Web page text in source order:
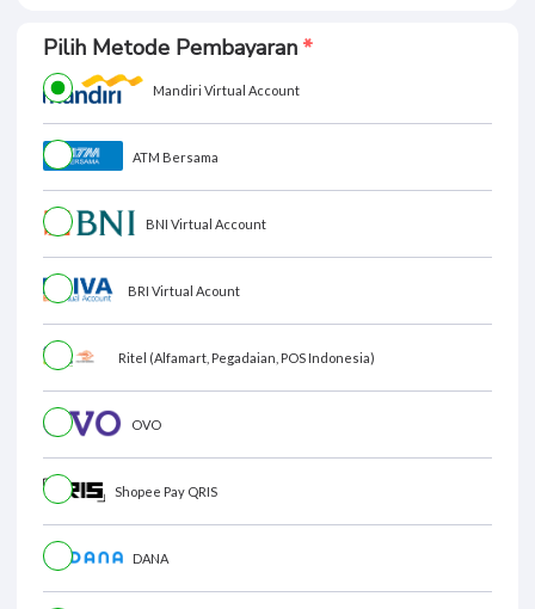
Pilih Metode Pembayaran
Mandiri Virtual Account
ATM Bersama
BNI Virtual Account
BRI Virtual Acount
Ritel (Alfamart, Pegadaian, POS Indonesia)
OVO
Shopee Pay QRIS
DANA